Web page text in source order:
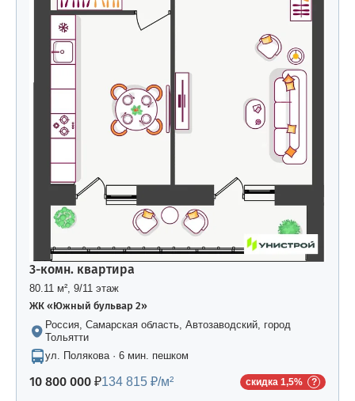
3-комн. квартира
80.11 м², 9/11 этаж
ЖК «Южный бульвар 2»
Россия, Самарская область, Автозаводский, город
Тольятти
ул. Полякова · 6 мин. пешком
10 800 000 ₽134 815 ₽/м² скидка 1,5%